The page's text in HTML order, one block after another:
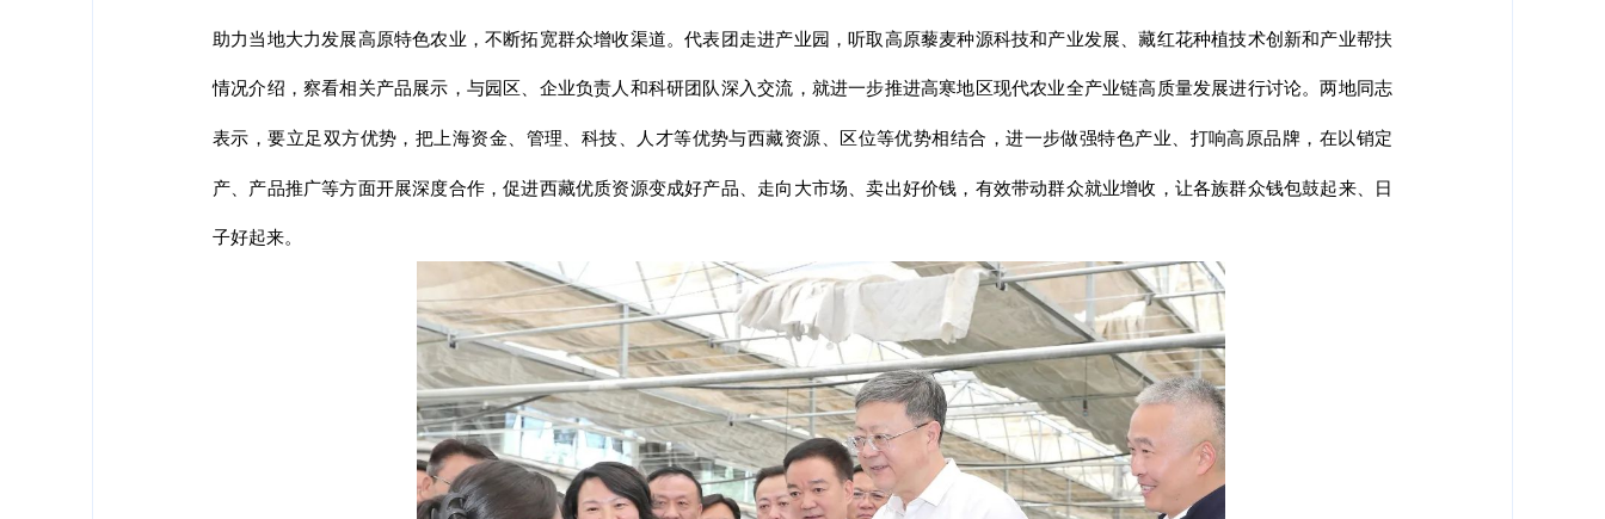
助力当地大力发展高原特色农业，不断拓宽群众增收渠道。代表团走进产业园，听取高原藜麦种源科技和产业发展、藏红花种植技术创新和产业帮扶
情况介绍，察看相关产品展示，与园区、企业负责人和科研团队深入交流，就进一步推进高寒地区现代农业全产业链高质量发展进行讨论。两地同志
表示，要立足双方优势，把上海资金、管理、科技、人才等优势与西藏资源、区位等优势相结合，进一步做强特色产业、打响高原品牌，在以销定
产、产品推广等方面开展深度合作，促进西藏优质资源变成好产品、走向大市场、卖出好价钱，有效带动群众就业增收，让各族群众钱包鼓起来、日
子好起来。